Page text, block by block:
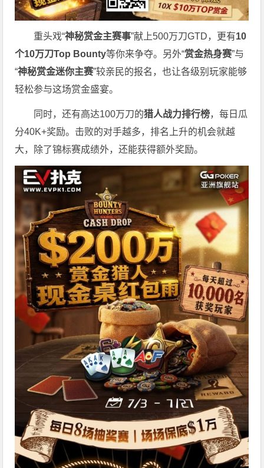
重头戏“神秘赏金主赛事”献上500万刀GTD，更有10
个10万刀Top Bounty等你来争夺。另外“赏金热身赛”与
“神秘赏金迷你主赛”较亲民的报名，也让各级别玩家能够
轻松参与这场赏金盛宴。
同时，还有高达100万刀的猎人战力排行榜，每日瓜
分40K+奖励。击败的对手越多，排名上升的机会就越
大，除了锦标赛成绩外，还能获得额外奖励。